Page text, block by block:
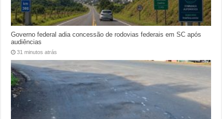
Governo federal adia concessão de rodovias federais em SC após
audiências
31 minutos atrás